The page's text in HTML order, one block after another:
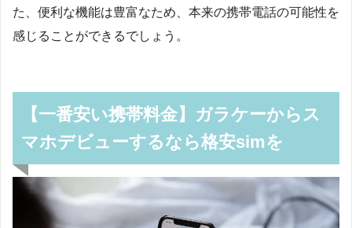
た、便利な機能は豊富なため、本来の携帯電話の可能性を
感じることができるでしょう。
【一番安い携帯料金】ガラケーからス
マホデビューするなら格安simを